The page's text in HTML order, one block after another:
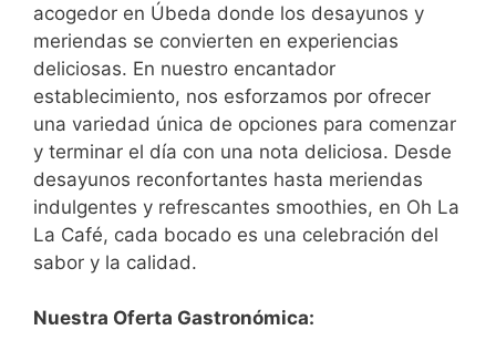
acogedor en Úbeda donde los desayunos y
meriendas se convierten en experiencias
deliciosas. En nuestro encantador
establecimiento, nos esforzamos por ofrecer
una variedad única de opciones para comenzar
y terminar el día con una nota deliciosa. Desde
desayunos reconfortantes hasta meriendas
indulgentes y refrescantes smoothies, en Oh La
La Café, cada bocado es una celebración del
sabor y la calidad.
Nuestra Oferta Gastronómica: